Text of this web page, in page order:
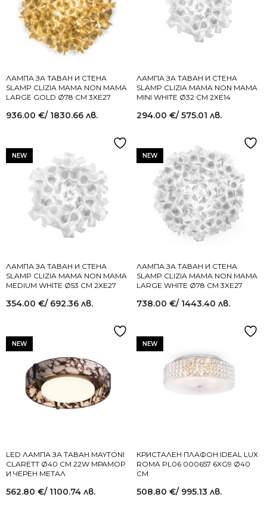
ЛАМПА ЗА ТАВАН И СТЕНА
SLAMP CLIZIA MAMA NON MAMA
LARGE GOLD Ø78 СМ 3XE27
936.00 €/ 1830.66 лв.
ЛАМПА ЗА ТАВАН И СТЕНА
SLAMP CLIZIA MAMA NON MAMA
MINI WHITE Ø32 СМ 2XE14
294.00 €/ 575.01 лв.
NEW
ЛАМПА ЗА ТАВАН И СТЕНА
SLAMP CLIZIA MAMA NON MAMA
MEDIUM WHITE Ø53 СМ 2XE27
354.00 €/ 692.36 лв.
NEW
ЛАМПА ЗА ТАВАН И СТЕНА
SLAMP CLIZIA MAMA NON MAMA
LARGE WHITE Ø78 СМ 3XE27
738.00 €/ 1443.40 лв.
NEW
LED ЛАМПА ЗА ТАВАН MAYTONI
CLARETT Ø40 СМ 22W МРАМОР
И ЧЕРЕН МЕТАЛ
562.80 €/ 1100.74 лв.
NEW
КРИСТАЛЕН ПЛАФОН IDEAL LUX
ROMA PL06 000657 6XG9 Ø40
СМ
508.80 €/ 995.13 лв.